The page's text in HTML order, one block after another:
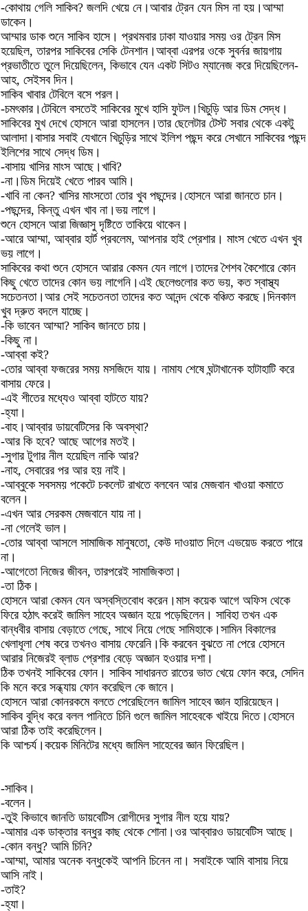
-কোথায় গেলি সাকিব? জলদি খেয়ে নে।আবার ট্রেন যেন মিস না হয়।আম্মা
ডাকেন।
আম্মার ডাক শুনে সাকিব হাসে। প্রথমবার ঢাকা যাওয়ার সময় ওর ট্রেন মিস
হয়েছিল, তারপর সাকিবের সেকি টেনশান।আব্বা এরপর ওকে সুবর্নর জায়গায়
প্রভাতীতে তুলে দিয়েছিলেন, কিভাবে যেন একট সিটও ম্যানেজ করে দিয়েছিলেন-
আহ, সেইসব দিন।
সাকিব খাবার টেবিলে বসে পরল।
-চমৎকার।টেবিলে বসতেই সাকিবের মুখে হাসি ফুটল।খিচুড়ি আর ডিম সেদ্ধ।
সাকিবের মুখ দেখে হোসনে আরা হাসলেন।তার ছেলেটার টেস্ট সবার থেকে একটু
আলাদা।বাসার সবাই যেখানে খিচুড়ির সাথে ইলিশ পছন্দ করে সেখানে সাকিবের পছন্দ
ইলিশের সাথে সেদ্ধ ডিম।
-বাসায় খাসির মাংস আছে।খাবি?
-না।ডিম দিয়েই খেতে পারব আমি।
-খাবি না কেন? খাসির মাংসতো তোর খুব পছন্দের।হোসনে আরা জানতে চান।
-পছন্দের, কিন্তু এখন খাব না।ভয় লাগে।
শুনে হোসনে আরা জিজ্ঞাসু দৃষ্টিতে তাকিয়ে থাকেন।
-আরে আম্মা, আব্বার হার্ট প্রবলেম, আপনার হাই প্রেশার। মাংস খেতে এখন খুব
ভয় লাগে।
সাকিবের কথা শুনে হোসনে আরার কেমন যেন লাগে।তাদের শৈশব কৈশোরে কোন
কিছু খেতে তাদের কোন ভয় লাগেনি।এই ছেলেগুলোর কত ভয়, কত স্বাস্থ্য
সচেতনতা।আর সেই সচেতনতা তাদের কত আনন্দ থেকে বঞ্চিত করছে।দিনকাল
খুব দ্রুত বদলে যাচ্ছে।
-কি ভাবেন আম্মা? সাকিব জানতে চায়।
-কিছু না।
-আব্বা কই?
-তোর আব্বা ফজরের সময় মসজিদে যায়। নামায শেষে ঘন্টাখানেক হাটাহাটি করে
বাসায় ফেরে।
-এই শীতের মধ্যেও আব্বা হাটতে যায়?
-হ্যা।
-বাহ।আব্বার ডায়বেটিসের কি অবস্থা?
-আর কি হবে? আছে আগের মতই।
-সুগার টুগার নীল হয়েছিল নাকি আর?
-নাহ, সেবারের পর আর হয় নাই।
-আব্বুকে সবসময় পকেটে চকলেট রাখতে বলবেন আর মেজবান খাওয়া কমাতে
বলেন।
-এখন আর সেরকম মেজবানে যায় না।
-না গেলেই ভাল।
-তোর আব্বা আসলে সামাজিক মানুষতো, কেউ দাওয়াত দিলে এভয়েড করতে পারে
না।
-আগেতো নিজের জীবন, তারপরেই সামাজিকতা।
-তা ঠিক।
হোসনে আরা কেমন যেন অস্বস্তিবোধ করেন।মাস কয়েক আগে অফিস থেকে
ফিরে হঠাৎ করেই জামিল সাহেব অজ্ঞান হয়ে পড়েছিলেন। সাবিহা তখন এক
বান্ধবীর বাসায় বেড়াতে গেছে, সাথে নিয়ে গেছে সামিহাকে।সামিন বিকালের
খেলাধূলা শেষ করে তখনও বাসায় ফেরেনি।কি করবেন বুঝতে না পেরে হোসনে
আরার নিজেরই ব্লাড প্রেশার বেড়ে অজ্ঞান হওয়ার দশা।
ঠিক তখনই সাকিবের ফোন। সাকিব সাধারনত রাতের ভাত খেয়ে ফোন করে, সেদিন
কি মনে করে সন্ধ্যায় ফোন করেছিল কে জানে।
হোসনে আরা কোনরকমে বলতে পেরেছিলেন জামিল সাহেব জ্ঞান হারিয়েছেন।
সাকিব বুদ্ধি করে বলল পানিতে চিনি গুলে জামিল সাহেবকে খাইয়ে দিতে।হোসনে
আরা ঠিক তাই করেছিলেন।
কি আশ্চর্য।কয়েক মিনিটের মধ্যে জামিল সাহেবের জ্ঞান ফিরেছিল।
-সাকিব।
-বলেন।
-তুই কিভাবে জানতি ডায়বেটিস রোগীদের সুগার নীল হয়ে যায়?
-আমার এক ডাক্তার বন্ধুর কাছ থেকে শোনা।ওর আব্বারও ডায়বেটিস আছে।
-কোন বন্ধু? আমি চিনি?
-আম্মা, আমার অনেক বন্ধুকেই আপনি চিনেন না। সবাইকে আমি বাসায় নিয়ে
আসি নাই।
-তাই?
-হ্যা।